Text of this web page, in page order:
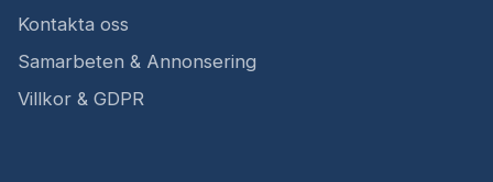
Kontakta oss
Samarbeten & Annonsering
Villkor & GDPR